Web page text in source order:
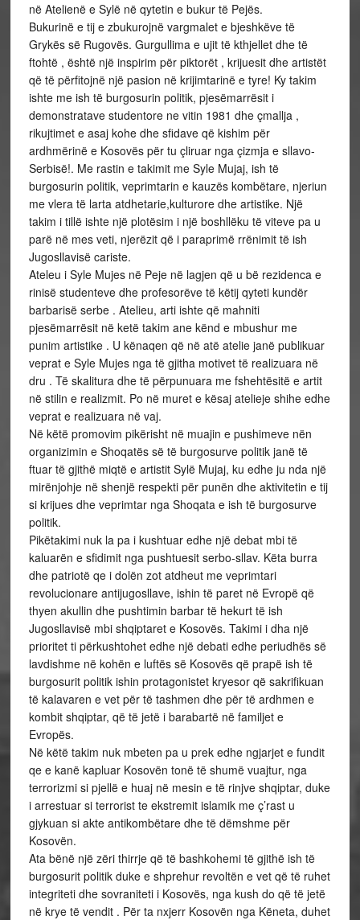
në Atelienë e Sylë në qytetin e bukur të Pejës.
Bukurinë e tij e zbukurojnë vargmalet e bjeshkëve të
Grykës së Rugovës. Gurgullima e ujit të kthjellet dhe të
ftohtë , është një inspirim për piktorët , krijuesit dhe artistët
që të përfitojnë një pasion në krijimtarinë e tyre! Ky takim
ishte me ish të burgosurin politik, pjesëmarrësit i
demonstratave studentore ne vitin 1981 dhe çmallja ,
rikujtimet e asaj kohe dhe sfidave që kishim për
ardhmërinë e Kosovës për tu çliruar nga çizmja e sllavo-
Serbisë!. Me rastin e takimit me Syle Mujaj, ish të
burgosurin politik, veprimtarin e kauzës kombëtare, njeriun
me vlera të larta atdhetarie,kulturore dhe artistike. Një
takim i tillë ishte një plotësim i një boshllëku të viteve pa u
parë në mes veti, njerëzit që i paraprimë rrënimit të ish
Jugosllavisë cariste.
Ateleu i Syle Mujes në Peje në lagjen që u bë rezidenca e
rinisë studenteve dhe profesorëve të këtij qyteti kundër
barbarisë serbe . Atelieu, arti ishte që mahniti
pjesëmarrësit në ketë takim ane kënd e mbushur me
punim artistike . U kënaqen që në atë atelie janë publikuar
veprat e Syle Mujes nga të gjitha motivet të realizuara në
dru . Të skalitura dhe të përpunuara me fshehtësitë e artit
në stilin e realizmit. Po në muret e kësaj atelieje shihe edhe
veprat e realizuara në vaj.
Në këtë promovim pikërisht në muajin e pushimeve nën
organizimin e Shoqatës së të burgosurve politik janë të
ftuar të gjithë miqtë e artistit Sylë Mujaj, ku edhe ju nda një
mirënjohje në shenjë respekti për punën dhe aktivitetin e tij
si krijues dhe veprimtar nga Shoqata e ish të burgosurve
politik.
Pikëtakimi nuk la pa i kushtuar edhe një debat mbi të
kaluarën e sfidimit nga pushtuesit serbo-sllav. Këta burra
dhe patriotë qe i dolën zot atdheut me veprimtari
revolucionare antijugosllave, ishin të paret në Evropë që
thyen akullin dhe pushtimin barbar të hekurt të ish
Jugosllavisë mbi shqiptaret e Kosovës. Takimi i dha një
prioritet ti përkushtohet edhe një debati edhe periudhës së
lavdishme në kohën e luftës së Kosovës që prapë ish të
burgosurit politik ishin protagonistet kryesor që sakrifikuan
të kalavaren e vet për të tashmen dhe për të ardhmen e
kombit shqiptar, që të jetë i barabartë në familjet e
Evropës.
Në këtë takim nuk mbeten pa u prek edhe ngjarjet e fundit
qe e kanë kapluar Kosovën tonë të shumë vuajtur, nga
terrorizmi si pjellë e huaj në mesin e të rinjve shqiptar, duke
i arrestuar si terrorist te ekstremit islamik me ç’rast u
gjykuan si akte antikombëtare dhe të dëmshme për
Kosovën.
Ata bënë një zëri thirrje që të bashkohemi të gjithë ish të
burgosurit politik duke e shprehur revoltën e vet që të ruhet
integriteti dhe sovraniteti i Kosovës, nga kush do që të jetë
në krye të vendit . Për ta nxjerr Kosovën nga Këneta, duhet